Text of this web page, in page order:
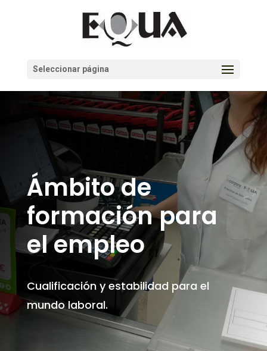
Seleccionar página
Ámbito de
formación para
el empleo
Cualificación y estabilidad para el
mundo laboral.